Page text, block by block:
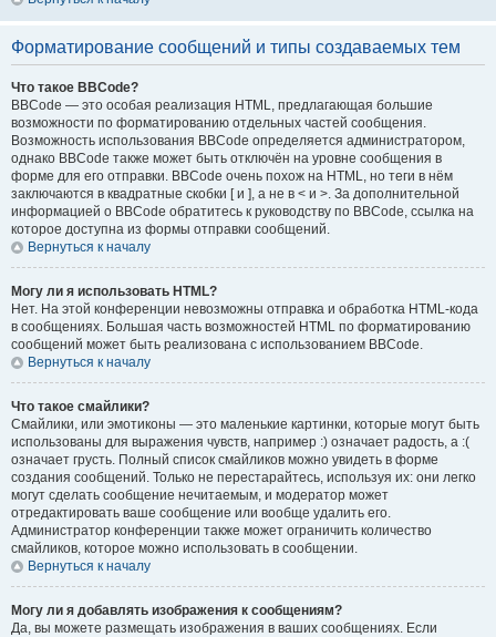
Форматирование сообщений и типы создаваемых тем
Что такое BBCode?
BBCode — это особая реализация HTML, предлагающая большие
возможности по форматированию отдельных частей сообщения.
Возможность использования BBCode определяется администратором,
однако BBCode также может быть отключён на уровне сообщения в
форме для его отправки. BBCode очень похож на HTML, но теги в нём
заключаются в квадратные скобки [ и ], а не в < и >. За дополнительной
информацией о BBCode обратитесь к руководству по BBCode, ссылка на
которое доступна из формы отправки сообщений.
Вернуться к началу
Могу ли я использовать HTML?
Нет. На этой конференции невозможны отправка и обработка HTML-кода
в сообщениях. Большая часть возможностей HTML по форматированию
сообщений может быть реализована с использованием BBCode.
Вернуться к началу
Что такое смайлики?
Смайлики, или эмотиконы — это маленькие картинки, которые могут быть
использованы для выражения чувств, например :) означает радость, а :(
означает грусть. Полный список смайликов можно увидеть в форме
создания сообщений. Только не перестарайтесь, используя их: они легко
могут сделать сообщение нечитаемым, и модератор может
отредактировать ваше сообщение или вообще удалить его.
Администратор конференции также может ограничить количество
смайликов, которое можно использовать в сообщении.
Вернуться к началу
Могу ли я добавлять изображения к сообщениям?
Да, вы можете размещать изображения в ваших сообщениях. Если